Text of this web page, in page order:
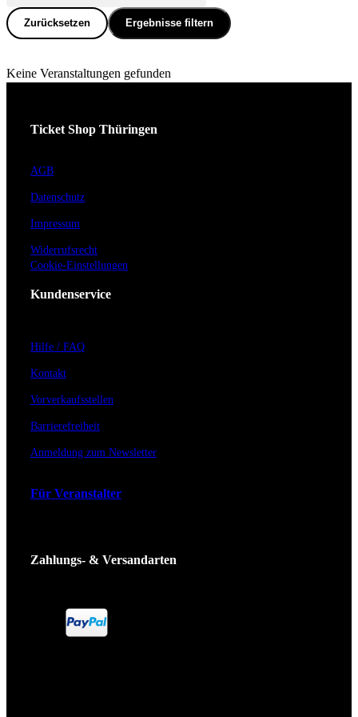
Zurücksetzen Ergebnisse filtern
Keine Veranstaltungen gefunden
Ticket Shop Thüringen
AGB
Datenschutz
Impressum
Widerrufsrecht
Cookie-Einstellungen
Kundenservice
Hilfe / FAQ
Kontakt
Vorverkaufsstellen
Barrierefreiheit
Anmeldung zum Newsletter
Für Veranstalter
Zahlungs- & Versandarten